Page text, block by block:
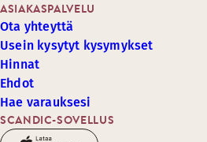
SCANDIC-SOVELLUS
ASIAKASPALVELU
Ota yhteyttä
Usein kysytyt kysymykset
Hinnat
Ehdot
Hae varauksesi